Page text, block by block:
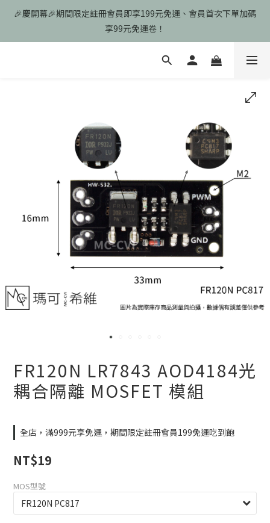
🎉慶開幕🎉期間限定註冊會員即享199元免運、會員首次下單加碼
享99元免運卷！
享99元免運卷！
歡迎光臨瑪可希維，本站商品皆為台灣現貨、含稅可打統編
FR120N LR7843 AOD4184光
耦合隔離 MOSFET 模組
全店，滿999元享免運，期間限定註冊會員199免運吃到飽
NT$19
MOS型號